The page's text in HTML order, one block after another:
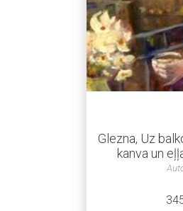
Glezna, Uz
kanva un